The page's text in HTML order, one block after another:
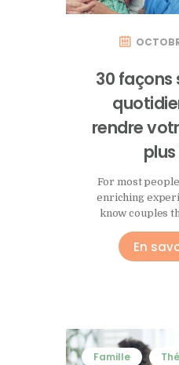
30 façons
rendre
For most
enriching
know couples
En
Famille